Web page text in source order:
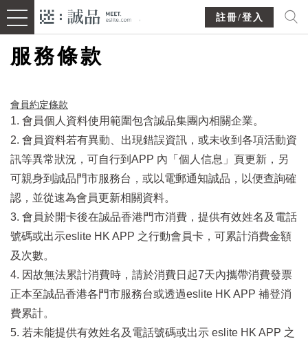
註冊/登入
服務條款
會員約定條款​
1. 會員個人資料使用範圍包含誠品集團內相關企業。
2. 會員資料若有異動、出現錯誤資訊，或未收到各項活動資
訊等異常狀況，可自行到APP 內「個人信息」頁更新，另
可親身到誠品門市服務台，或以電郵通知誠品，以便查詢確
認，並從速為會員更新相關資料。
3. 會員於開卡後在誠品香港門市消費，提供有效姓名及電話
號碼或出示eslite HK APP 之行動會員卡，可累計消費金額
及次數。
4. 因故無法累計消費時，請於消費日起7天內攜帶消費發票
正本至誠品香港各門市服務台或透過eslite HK APP 補登消
費累計。
5. 若未能提供有效姓名及電話號碼或出示 eslite HK APP 之